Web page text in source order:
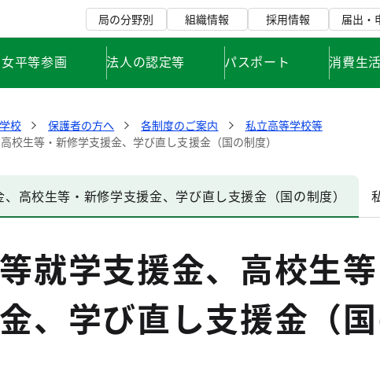
局の分野別 組織情報 採用情報 届出・
平等参画 法人の認定等 パスポート 消費生活
校 保護者の方へ 各制度のご案内
私立高等学校等
校生等・新修学支援金、学び直し支援金（国の制度）
高校生等・新修学支援金、学び直し支援金（国の制度）
就学支援金、高校生
、学び直し支援金（